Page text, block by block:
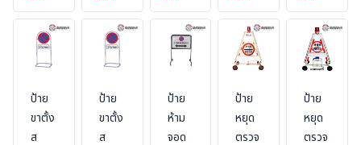
(ราคา
ไม่
รวม
กรวย
สี :
เหลือง
กรวย
จราจร
(ราคา
ไม่
กรวย
จราจร)
กรวย
จราจร
(ราคา
ไม่
กรวย
จราจร)
กัน)
ป้าย
ขาตั้ง
ส
ป้าย
ขาตั้ง
ส
ป้าย
ห้าม
จอด
ป้าย
หยุด
ตรวจ
ป้าย
หยุด
ตรวจ